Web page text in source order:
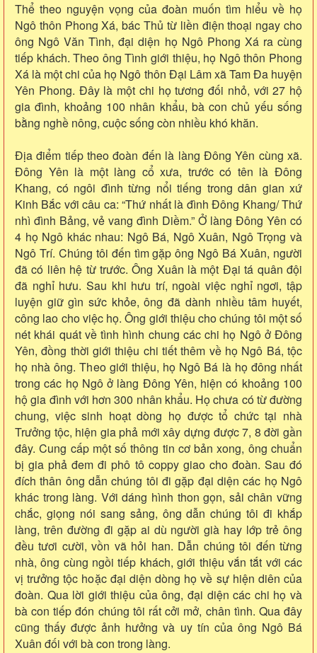
Thể theo nguyện vọng của đoàn muốn tìm hiểu về họ
Ngô thôn Phong Xá, bác Thủ từ liền điện thoại ngay cho
ông Ngô Văn Tình, đại diện họ Ngô Phong Xá ra cùng
tiếp khách. Theo ông Tình giới thiệu, họ Ngô thôn Phong
Xá là một chi của họ Ngô thôn Đại Lâm xã Tam Đa huyện
Yên Phong. Đây là một chi họ tương đối nhỏ, với 27 hộ
gia đình, khoảng 100 nhân khẩu, bà con chủ yếu sống
bằng nghề nông, cuộc sống còn nhiều khó khăn.
Địa điểm tiếp theo đoàn đến là làng Đông Yên cùng xã.
Đông Yên là một làng cổ xưa, trước có tên là Đông
Khang, có ngôi đình từng nổi tiếng trong dân gian xứ
Kinh Bắc với câu ca: “Thứ nhất là đình Đông Khang/ Thứ
nhì đình Bảng, vẻ vang đình Diềm.” Ở làng Đông Yên có
4 họ Ngô khác nhau: Ngô Bá, Ngô Xuân, Ngô Trọng và
Ngô Trí. Chúng tôi đến tìm gặp ông Ngô Bá Xuân, người
đã có liên hệ từ trước. Ông Xuân là một Đại tá quân đội
đã nghỉ hưu. Sau khi hưu trí, ngoài việc nghỉ ngơi, tập
luyện giữ gìn sức khỏe, ông đã dành nhiều tâm huyết,
công lao cho việc họ. Ông giới thiệu cho chúng tôi một số
nét khái quát về tình hình chung các chi họ Ngô ở Đông
Yên, đồng thời giới thiệu chi tiết thêm về họ Ngô Bá, tộc
họ nhà ông. Theo giới thiệu, họ Ngô Bá là họ đông nhất
trong các họ Ngô ở làng Đông Yên, hiện có khoảng 100
hộ gia đình với hơn 300 nhân khẩu. Họ chưa có từ đường
chung, việc sinh hoạt dòng họ được tổ chức tại nhà
Trưởng tộc, hiện gia phả mới xây dựng được 7, 8 đời gần
đây. Cung cấp một số thông tin cơ bản xong, ông chuẩn
bị gia phả đem đi phô tô coppy giao cho đoàn. Sau đó
đích thân ông dẫn chúng tôi đi gặp đại diện các họ Ngô
khác trong làng. Với dáng hình thon gọn, sải chân vững
chắc, giọng nói sang sảng, ông dẫn chúng tôi đi khắp
làng, trên đường đi gặp ai dù người già hay lớp trẻ ông
đều tươi cười, vồn vã hỏi han. Dẫn chúng tôi đến từng
nhà, ông cùng ngồi tiếp khách, giới thiệu vắn tắt với các
vị trưởng tộc hoặc đại diện dòng họ về sự hiện diên của
đoàn. Qua lời giới thiệu của ông, đại diện các chi họ và
bà con tiếp đón chúng tôi rất cởi mở, chân tình. Qua đây
cũng thấy được ảnh hưởng và uy tín của ông Ngô Bá
Xuân đối với bà con trong làng.